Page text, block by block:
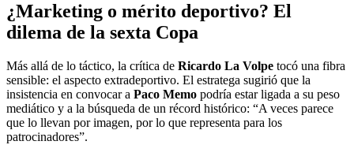
¿Marketing o mérito deportivo? El
dilema de la sexta Copa
Más allá de lo táctico, la crítica de Ricardo La Volpe tocó una fibra
sensible: el aspecto extradeportivo. El estratega sugirió que la
insistencia en convocar a Paco Memo podría estar ligada a su peso
mediático y a la búsqueda de un récord histórico: “A veces parece
que lo llevan por imagen, por lo que representa para los
patrocinadores”.